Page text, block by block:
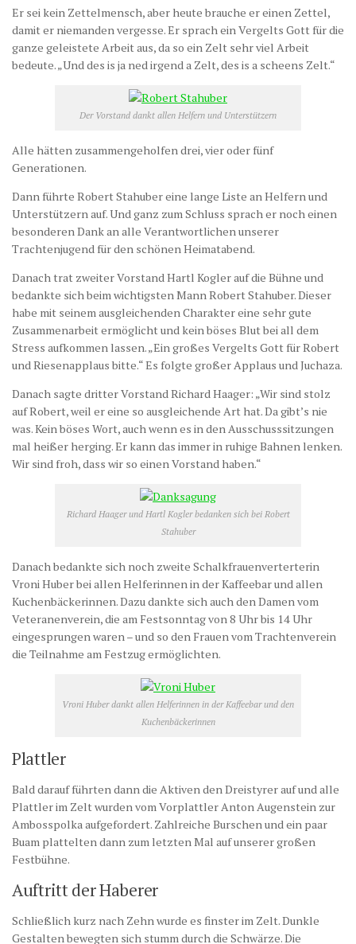
Er sei kein Zettelmensch, aber heute brauche er einen Zettel,
damit er niemanden vergesse. Er sprach ein Vergelts Gott für die
ganze geleistete Arbeit aus, da so ein Zelt sehr viel Arbeit
bedeute. „Und des is ja ned irgend a Zelt, des is a scheens Zelt.“
Der Vorstand dankt allen Helfern und Unterstützern
Alle hätten zusammengeholfen drei, vier oder fünf
Generationen.
Dann führte Robert Stahuber eine lange Liste an Helfern und
Unterstützern auf. Und ganz zum Schluss sprach er noch einen
besonderen Dank an alle Verantwortlichen unserer
Trachtenjugend für den schönen Heimatabend.
Danach trat zweiter Vorstand Hartl Kogler auf die Bühne und
bedankte sich beim wichtigsten Mann Robert Stahuber. Dieser
habe mit seinem ausgleichenden Charakter eine sehr gute
Zusammenarbeit ermöglicht und kein böses Blut bei all dem
Stress aufkommen lassen. „Ein großes Vergelts Gott für Robert
und Riesenapplaus bitte.“ Es folgte großer Applaus und Juchaza.
Danach sagte dritter Vorstand Richard Haager: „Wir sind stolz
auf Robert, weil er eine so ausgleichende Art hat. Da gibt’s nie
was. Kein böses Wort, auch wenn es in den Ausschusssitzungen
mal heißer herging. Er kann das immer in ruhige Bahnen lenken.
Wir sind froh, dass wir so einen Vorstand haben.“
Richard Haager und Hartl Kogler bedanken sich bei Robert
Stahuber
Danach bedankte sich noch zweite Schalkfrauenverterterin
Vroni Huber bei allen Helferinnen in der Kaffeebar und allen
Kuchenbäckerinnen. Dazu dankte sich auch den Damen vom
Veteranenverein, die am Festsonntag von 8 Uhr bis 14 Uhr
eingesprungen waren – und so den Frauen vom Trachtenverein
die Teilnahme am Festzug ermöglichten.
Vroni Huber dankt allen Helferinnen in der Kaffeebar und den
Kuchenbäckerinnen
Plattler
Bald darauf führten dann die Aktiven den Dreistyrer auf und alle
Plattler im Zelt wurden vom Vorplattler Anton Augenstein zur
Ambosspolka aufgefordert. Zahlreiche Burschen und ein paar
Buam plattelten dann zum letzten Mal auf unserer großen
Festbühne.
Auftritt der Haberer
Schließlich kurz nach Zehn wurde es finster im Zelt. Dunkle
Gestalten bewegten sich stumm durch die Schwärze. Die